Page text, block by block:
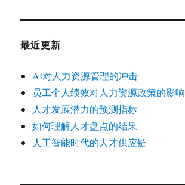
最近更新
AI对人力资源管理的冲击
员工个人绩效对人力资源政策的影响
人才发展潜力的预测指标
如何理解人才盘点的结果
人工智能时代的人才供应链